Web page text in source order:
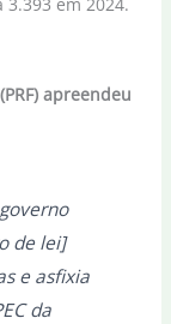
apreendeu
de lei]
e asfixia
da